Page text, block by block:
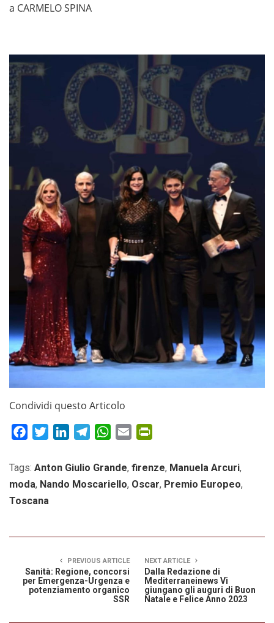
a CARMELO SPINA
Condividi questo Articolo
FacebookTwitterLinkedInTelegramWhatsApp
Email
Tags: Anton Giulio Grande, firenze, Manuela Arcuri,
moda, Nando Moscariello, Oscar, Premio Europeo,
Toscana
PREVIOUS ARTICLE
Sanità: Regione, concorsi
per Emergenza-Urgenza e
potenziamento organico
SSR
NEXT ARTICLE
Dalla Redazione di
Mediterraneinews Vi
giungano gli auguri di Buon
Natale e Felice Anno 2023